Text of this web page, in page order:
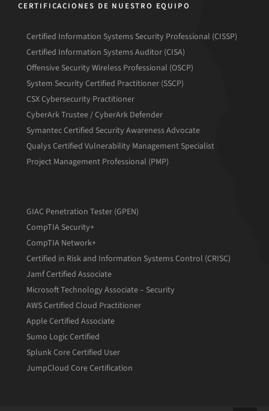
CERTIFICACIONES DE NUESTRO EQUIPO
Certified Information Systems Security Professional (CISSP)
Certified Information Systems Auditor (CISA)
Offensive Security Wireless Professional (OSCP)
System Security Certified Practitioner (SSCP)
CSX Cybersecurity Practitioner
CyberArk Trustee / CyberArk Defender
Symantec Certified Security Awareness Advocate
Qualys Certified Vulnerability Management Specialist
Project Management Professional (PMP)
GIAC Penetration Tester (GPEN)
CompTIA Security+
CompTIA Network+
Certified in Risk and Information Systems Control (CRISC)
Jamf Certified Associate
Microsoft Technology Associate – Security
AWS Certified Cloud Practitioner
Apple Certified Associate
Sumo Logic Certified
Splunk Core Certified User
JumpCloud Core Certification